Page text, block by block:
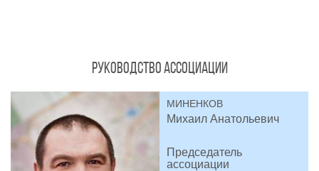
РУКОВОДСТВО АССОЦИАЦИИ
МИНЕНКОВ
Михаил Анатольевич
Председатель
ассоциации